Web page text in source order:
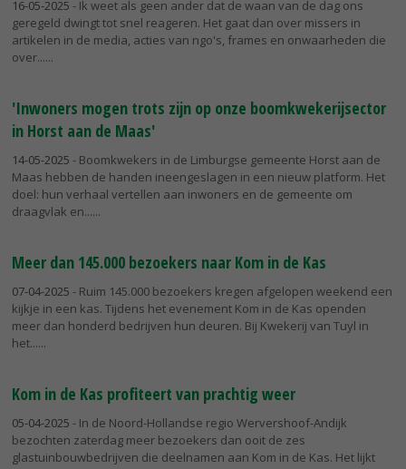
16-05-2025 - Ik weet als geen ander dat de waan van de dag ons
geregeld dwingt tot snel reageren. Het gaat dan over missers in
artikelen in de media, acties van ngo's, frames en onwaarheden die
over...
'Inwoners mogen trots zijn op onze boomkwekerijsector
in Horst aan de Maas'
14-05-2025 - Boomkwekers in de Limburgse gemeente Horst aan de
Maas hebben de handen ineengeslagen in een nieuw platform. Het
doel: hun verhaal vertellen aan inwoners en de gemeente om
draagvlak en...
Meer dan 145.000 bezoekers naar Kom in de Kas
07-04-2025 - Ruim 145.000 bezoekers kregen afgelopen weekend een
kijkje in een kas. Tijdens het evenement Kom in de Kas openden
meer dan honderd bedrijven hun deuren. Bij Kwekerij van Tuyl in
het...
Kom in de Kas profiteert van prachtig weer
05-04-2025 - In de Noord-Hollandse regio Wervershoof-Andijk
bezochten zaterdag meer bezoekers dan ooit de zes
glastuinbouwbedrijven die deelnamen aan Kom in de Kas. Het lijkt